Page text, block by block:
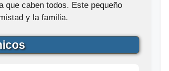
que caben todos. Este pequeño
y la familia.